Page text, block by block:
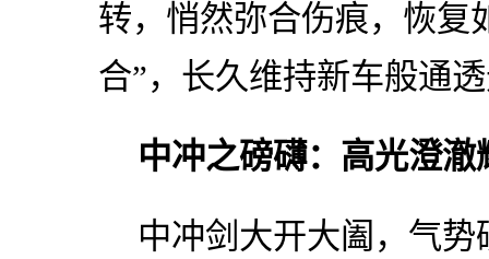
转，悄然弥合伤痕，恢复
合”，长久维持新车般通
中冲之磅礴：高光澄澈
中冲剑大开大阖，气